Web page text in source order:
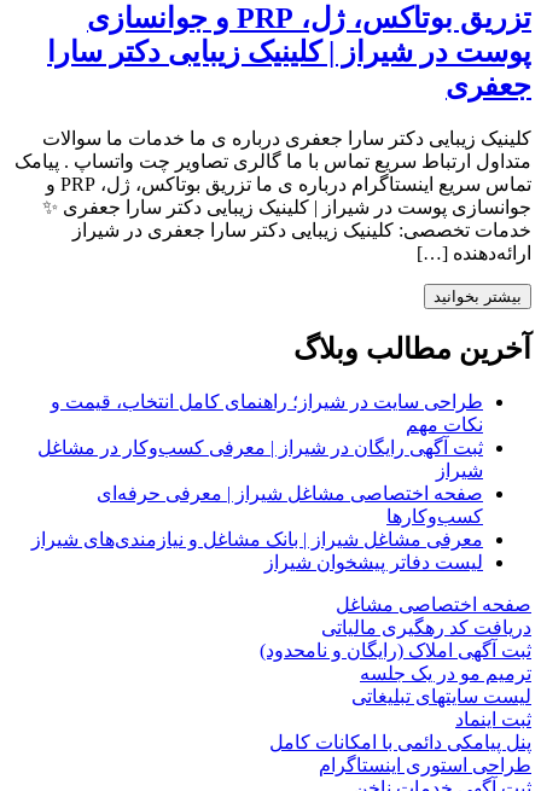
تزریق بوتاکس، ژل، PRP و جوانسازی
پوست در شیراز | کلینیک زیبایی دکتر سارا
جعفری
کلینیک زیبایی دکتر سارا جعفری درباره ی ما خدمات ما سوالات
متداول ارتباط سریع تماس با ما گالری تصاویر چت واتساپ . پیامک
تماس سریع اینستاگرام درباره ی ما تزریق بوتاکس، ژل، PRP و
جوانسازی پوست در شیراز | کلینیک زیبایی دکتر سارا جعفری ✨
خدمات تخصصی: کلینیک زیبایی دکتر سارا جعفری در شیراز
ارائه‌دهنده […]
بیشتر بخوانید
آخرین مطالب وبلاگ
طراحی سایت در شیراز؛ راهنمای کامل انتخاب، قیمت و
نکات مهم
ثبت آگهی رایگان در شیراز | معرفی کسب‌وکار در مشاغل
شیراز
صفحه اختصاصی مشاغل شیراز | معرفی حرفه‌ای
کسب‌وکارها
معرفی مشاغل شیراز | بانک مشاغل و نیازمندی‌های شیراز
لیست دفاتر پیشخوان شیراز
صفحه اختصاصی مشاغل
دریافت کد رهگیری مالیاتی
ثبت آگهی املاک (رایگان و نامحدود)
ترمیم مو در یک جلسه
لیست سایتهای تبلیغاتی
ثبت اینماد
پنل پیامکی دائمی با امکانات کامل
طراحی استوری اینستاگرام